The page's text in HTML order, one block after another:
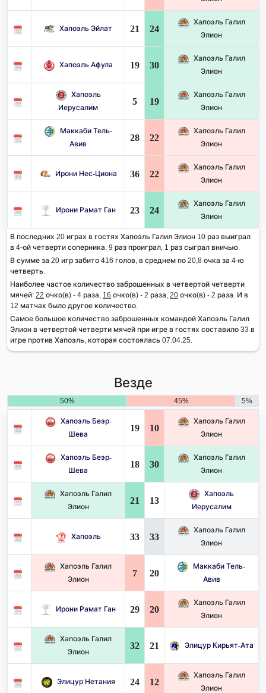
Хапоэль Эйлат 21 24
Хапоэль Галил
Элион
Хапоэль Афула 19 30
Хапоэль Галил
Элион
Хапоэль
Иерусалим
5 19
Хапоэль Галил
Элион
Маккаби Тель-
Авив
28 22
Хапоэль Галил
Элион
Ирони Нес-Циона 36 22
Хапоэль Галил
Элион
Ирони Рамат Ган 23 24
Хапоэль Галил
Элион
В последних 20 играх в гостях Хапоэль Галил Элион 10 раз выиграл
в 4-ой четверти соперника. 9 раз проиграл, 1 раз сыграл вничью.
В сумме за 20 игр забито 416 голов, в среднем по 20,8 очка за 4-ю
четверть.
Наиболее частое количество заброшенных в четвертой четверти
мячей: 22 очко(в) - 4 раза, 16 очко(в) - 2 раза, 20 очко(в) - 2 раза. И в
12 матчах было другое количество.
Самое большое количество заброшенных командой Хапоэль Галил
Элион в четвертой четверти мячей при игре в гостях составило 33 в
игре против Хапоэль, которая состоялась 07.04.25.
Везде
50% 45% 5%
Хапоэль Беэр-
Шева
19 10
Хапоэль Галил
Элион
Хапоэль Беэр-
Шева
18 30
Хапоэль Галил
Элион
Хапоэль Галил
Элион
21 13
Хапоэль
Иерусалим
Хапоэль 33 33
Хапоэль Галил
Элион
Хапоэль Галил
Элион
7 20
Маккаби Тель-
Авив
Ирони Рамат Ган 29 20
Хапоэль Галил
Элион
Хапоэль Галил
Элион
32 21 Элицур Кирьят-Ата
Элицур Нетания 24 12
Хапоэль Галил
Элион